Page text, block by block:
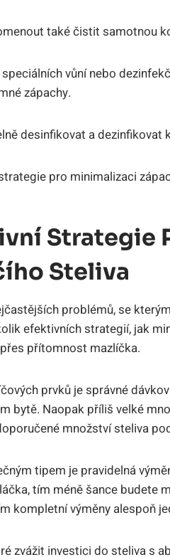
také čistit samotnou
vůní nebo
zápachy.
desinfikovat a dezinfikovat
Strategie
Steliva
problémů, se
efektivních strategií, jak
přítomnost mazlíčka.
prvků je správné
bytě. Naopak příliš velké
množství steliva
tipem je pravidelná
tím méně šance budete
kompletní výměny alespoň
zvážit investici do steliva s